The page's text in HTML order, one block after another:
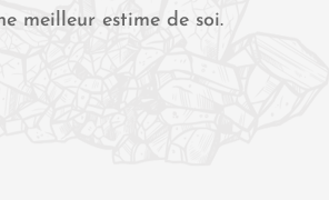
meilleur estime de soi.